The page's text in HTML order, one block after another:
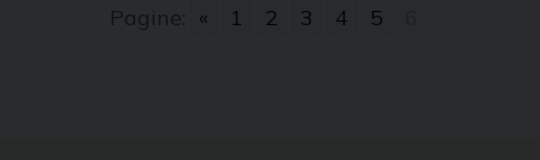
Pagine: « 1 2 3 4 5